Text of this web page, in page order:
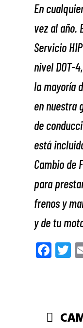
En
vez al año.
Servicio
nivel DOT-
la mayoría
en nuestra
de
está
Cambio de
para
frenos y
y de tu
Fa